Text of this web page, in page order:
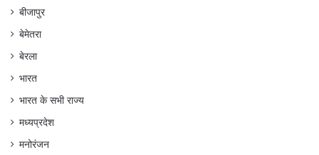
बीजापुर
बेमेतरा
बेरला
भारत
भारत के सभी राज्य
मध्यप्रदेश
मनोरंजन